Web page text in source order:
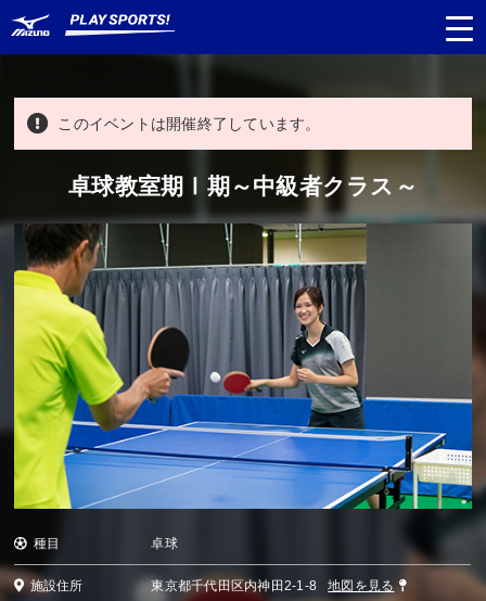
種目から探す
日程から探す
対象年齢 から探す
このイベントは開催終了しています。
卓球教室期Ⅰ期～中級者クラス～
種目 卓球
施設住所 東京都千代田区内神田2-1-8 地図を見る